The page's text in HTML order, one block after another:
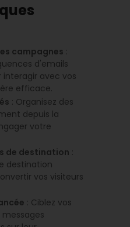
campagnes :
d'emails
avec vos
efficace.
: Organisez des
depuis la
votre
de destination :
destination
vos visiteurs
: Ciblez vos